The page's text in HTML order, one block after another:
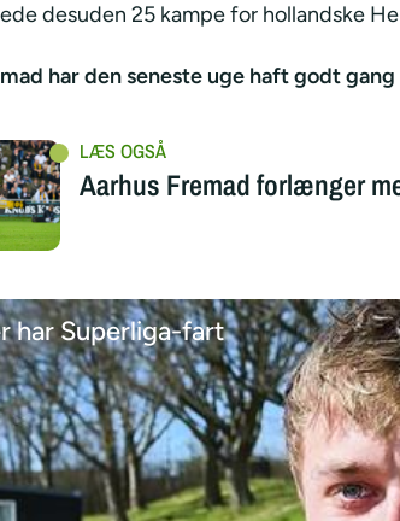
desuden 25 kampe for hollandske
har den seneste uge haft godt
Aarhus Fremad forlænger
har Superliga-fart